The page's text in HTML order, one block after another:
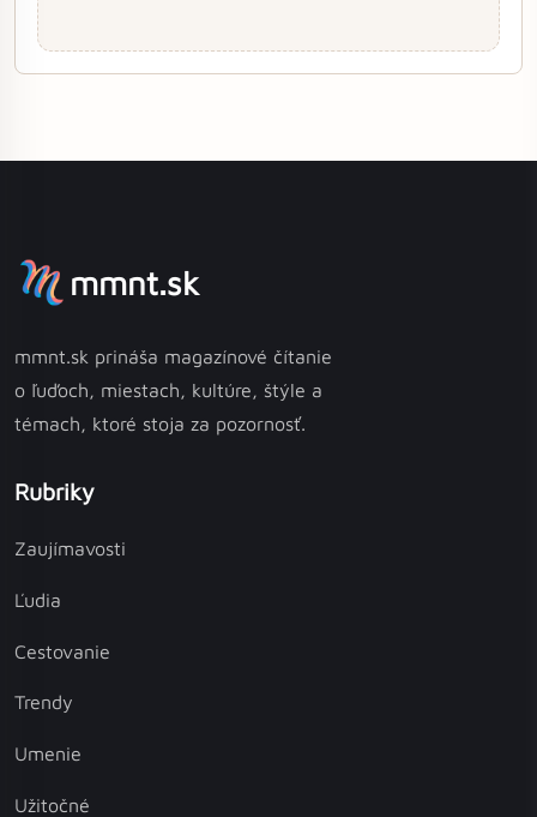
mmnt.sk
mmnt.sk prináša magazínové čítanie
o ľuďoch, miestach, kultúre, štýle a
témach, ktoré stoja za pozornosť.
Rubriky
Zaujímavosti
Ľudia
Cestovanie
Trendy
Umenie
Užitočné